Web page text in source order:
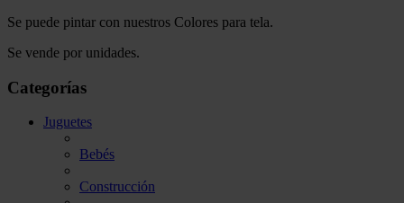
Se puede pintar con nuestros Colores para tela.
Se vende por unidades.
Categorías
Juguetes
Bebés
Construcción